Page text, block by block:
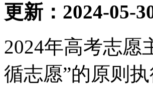
更新：2024-05-
2024年高考志愿
循志愿”的原则